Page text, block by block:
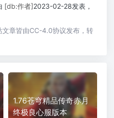
[db:作者]2023-02-28发表，
文章皆由CC-4.0协议发布，转
1.76苍穹精品传奇赤月
终极良心服版本